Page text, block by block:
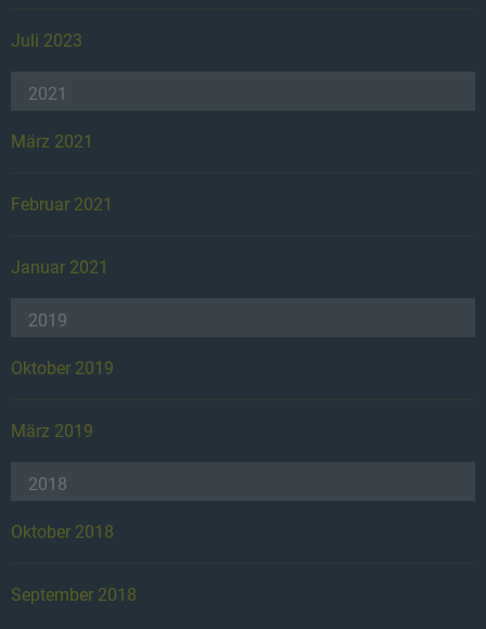
Juli 2023
2021
März 2021
Februar 2021
Januar 2021
2019
Oktober 2019
März 2019
2018
Oktober 2018
September 2018